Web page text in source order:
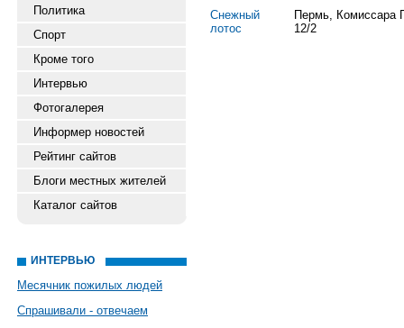
Политика
Спорт
Кроме того
Интервью
Фотогалерея
Информер новостей
Рейтинг сайтов
Блоги местных жителей
Каталог сайтов
ИНТЕРВЬЮ
Месячник пожилых людей
Спрашивали - отвечаем
Снежный
лотос
Пермь, Комиссара
12/2